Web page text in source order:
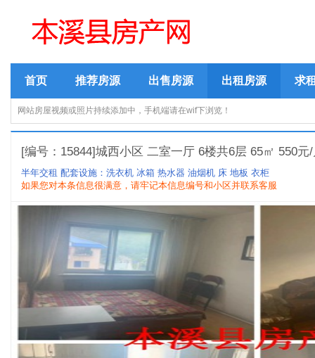
首页 推荐房源 出售房源 出租房源 求
网站房屋视频或照片持续添加中，手机端请在wif下浏览！
[编号：15844]城西小区 二室一厅 6楼共6层 65㎡ 550元
半年交租 配套设施：洗衣机 冰箱 热水器 油烟机 床 地板 衣柜
如果您对本条信息很满意，请牢记本信息编号和小区并联系客服